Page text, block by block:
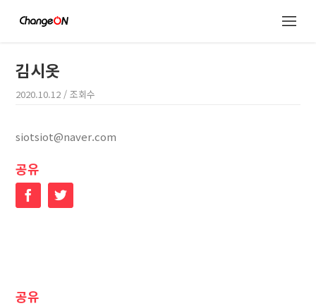
김시옷
2020.10.12 / 조회수
siotsiot@naver.com
공유
FacebookTwitter
공유